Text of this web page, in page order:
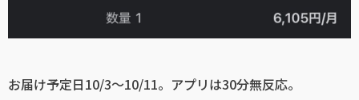
お届け予定日10/3〜10/11。アプリは30分無反応。